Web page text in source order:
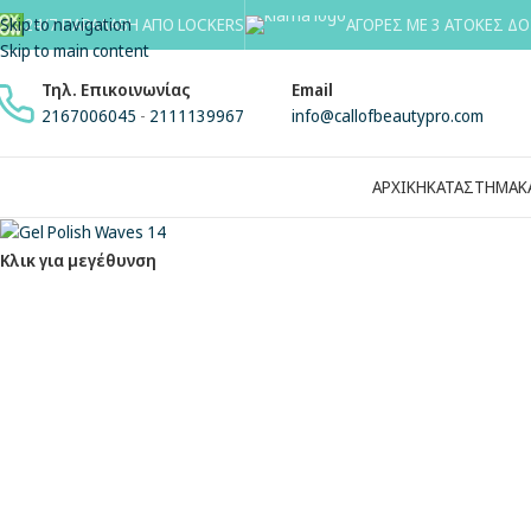
Skip to navigation
Skip to main content
24/7 ΠΑΡΑΛΑΒΗ ΑΠΟ LOCKERS ΑΓΟΡΕΣ ΜΕ 3 ΑΤΟΚΕΣ
Τηλ. Επικοινωνίας
2167006045 - 2111139967
Email
info@callofbeautypro.com
ΑΡΧΙΚΗΚΑΤΑΣΤΗΜΑ
Κλικ για μεγέθυνση